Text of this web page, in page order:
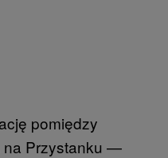
pomiędzy
na Przystanku —